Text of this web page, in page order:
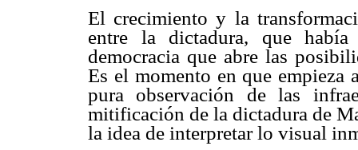
El crecimiento y la
entre la dictadura, que
democracia que abre las
Es el momento en que empieza
pura observación de las
mitificación de la dictadura de
la idea de interpretar lo visual